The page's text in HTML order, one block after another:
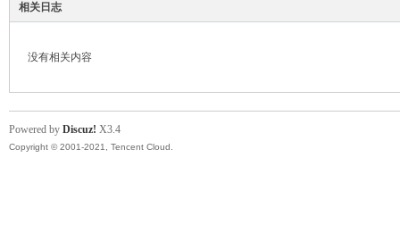
相关日志
没有相关内容
Powered by Discuz! X3.4
Copyright © 2001-2021, Tencent Cloud.